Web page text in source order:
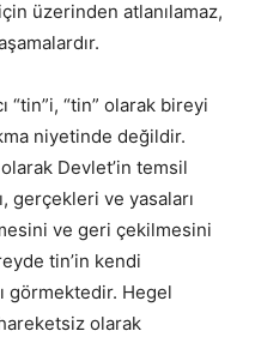
üzerinden atlanılamaz,
“tin”i, “tin” olarak bireyi
niyetinde değildir.
Devlet’in temsil
gerçekleri ve yasaları
ve geri çekilmesini
tin’in kendi
görmektedir. Hegel
olarak